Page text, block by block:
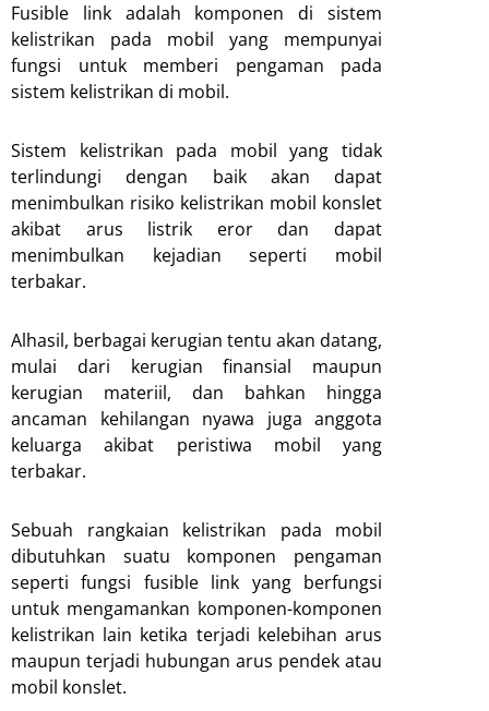
Fusible link adalah komponen di sistem
kelistrikan pada mobil yang mempunyai
fungsi untuk memberi pengaman pada
sistem kelistrikan di mobil.
Sistem kelistrikan pada mobil yang tidak
terlindungi dengan baik akan dapat
menimbulkan risiko kelistrikan mobil konslet
akibat arus listrik eror dan dapat
menimbulkan kejadian seperti mobil
terbakar.
Alhasil, berbagai kerugian tentu akan datang,
mulai dari kerugian finansial maupun
kerugian materiil, dan bahkan hingga
ancaman kehilangan nyawa juga anggota
keluarga akibat peristiwa mobil yang
terbakar.
Sebuah rangkaian kelistrikan pada mobil
dibutuhkan suatu komponen pengaman
seperti fungsi fusible link yang berfungsi
untuk mengamankan komponen-komponen
kelistrikan lain ketika terjadi kelebihan arus
maupun terjadi hubungan arus pendek atau
mobil konslet.